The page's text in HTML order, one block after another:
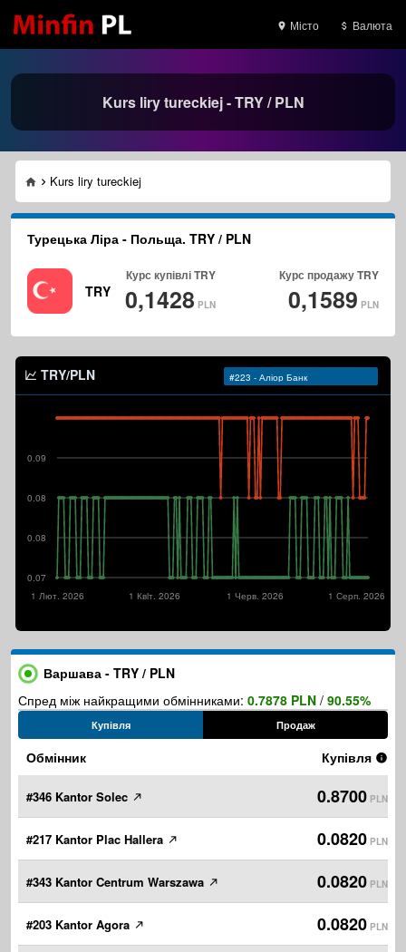
Місто Валюта
Kurs liry tureckiej - TRY / PLN
Kurs liry tureckiej
Турецька Ліра - Польща. TRY / PLN
TRY
Курс купівліTRY
0,1428 PLN
Курс продажуTRY
0,1589 PLN
TRY/PLN
0.07
0.08
0.08
0.09
1 Серп. 2026
1 Черв. 2026
1 Квiт. 2026
1 Лют. 2026
Варшава - TRY / PLN
Спред між найкращими обмінниками: 0.7878 PLN / 90.55%
Купівля Продаж
Обмінник Купівля
#346 Kantor Solec 0.8700 PLN
#217 Kantor Plac Hallera 0.0820 PLN
#343 Kantor Centrum Warszawa 0.0820 PLN
#203 Kantor Agora 0.0820 PLN